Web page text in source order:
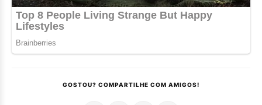
GOSTOU? COMPARTILHE COM AMIGOS!